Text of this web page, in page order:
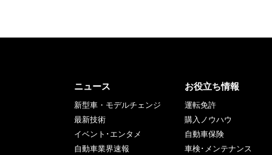
ニュース
新型車・モデルチェンジ
最新技術
イベント･エンタメ
自動車業界速報
お役立ち情報
運転免許
購入ノウハウ
自動車保険
車検･メンテナンス